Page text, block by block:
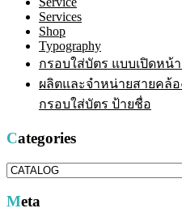
Services
Shop
Typography
กรอบใส่บัตร แบบเปิดหน้า
ผลิตและจำหน่ายสายคล้
กรอบใส่บัตร ป้ายชื่อ
Categories
Categories
Meta